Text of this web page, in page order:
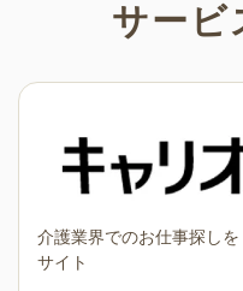
サービ
介護業界でのお仕事探し
サイト